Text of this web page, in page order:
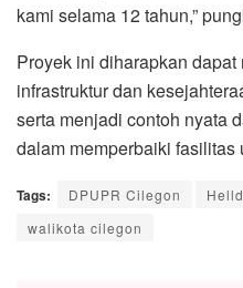
kami selama 12 tahun,”
Proyek ini diharapkan
infrastruktur dan
serta menjadi contoh nyata
dalam memperbaiki
Tags: DPUPR Cilegon
walikota cilegon